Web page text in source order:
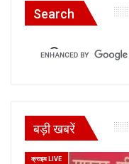
Search
बड़ी खबरें
क्राइम LIVE